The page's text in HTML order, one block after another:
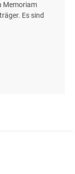
Memoriam
Es sind